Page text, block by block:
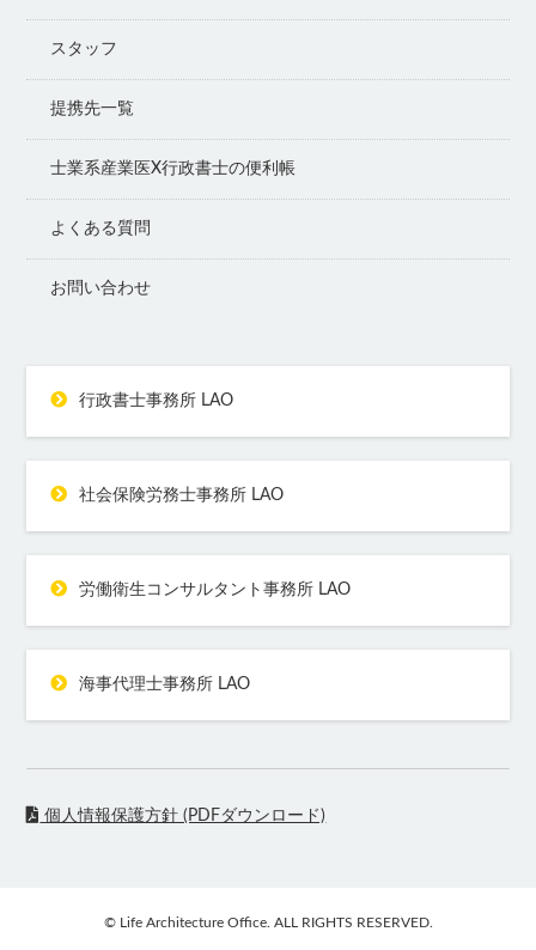
スタッフ
提携先一覧
士業系産業医X行政書士の便利帳
よくある質問
お問い合わせ
行政書士事務所 LAO
社会保険労務士事務所 LAO
労働衛生コンサルタント事務所 LAO
海事代理士事務所 LAO
個人情報保護方針 (PDFダウンロード)
© Life Architecture Office. ALL RIGHTS RESERVED.